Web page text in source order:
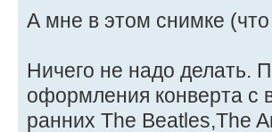
А мне в этом снимке (что
Ничего не надо делать.
оформления конверта с
ранних The Beatles,The